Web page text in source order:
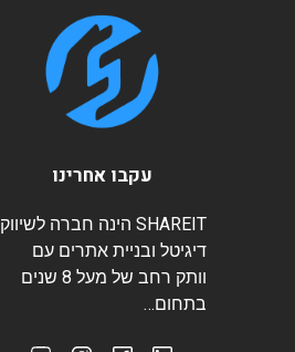
עקבו אחרינו
SHAREIT הינה חברה לשיווק
דיגיטל ובניית אתרים עם
וותק רחב של מעל 8 שנים
בתחום…